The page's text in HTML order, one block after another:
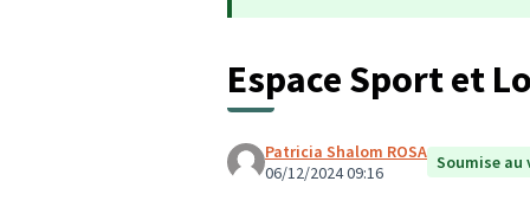
Espace Sport et
Patricia Shalom ROSA
06/12/2024 09:16
Soumise au